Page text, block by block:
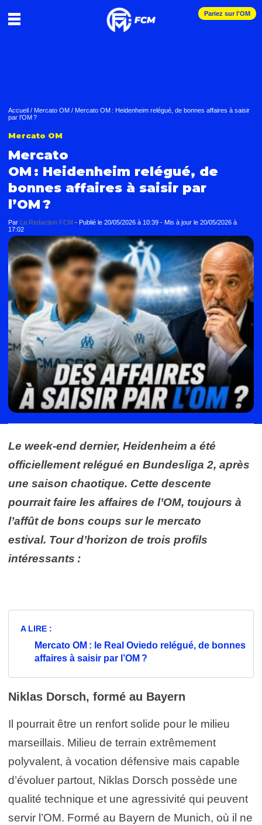
Pariez sur l'OM
Accueil / Mercato OM / Mercato OM : Heidenheim relégué, de bonnes affaires à saisir
par l’OM ?
Mercato OM
Mercato
OM : Heidenheim relégué, de
bonnes affaires à saisir par
l’OM ?
Par La Redaction FCM - Publié le 20/05/2026 à 10:39 - Mis à jour le 20/05/2026 à
17:02
Le week-end dernier, Heidenheim a été
officiellement relégué en Bundesliga 2, après
une saison chaotique. Cette descente
pourrait faire les affaires de l’OM, toujours à
l’affût de bons coups sur le mercato
estival. Tour d’horizon de trois profils
intéressants :
A LIRE :
Mercato OM : le Real Oviedo relégué, de bonnes
affaires à saisir par l’OM ?
Niklas Dorsch, formé au Bayern
Il pourrait être un renfort solide pour le milieu
marseillais. Milieu de terrain extrêmement
polyvalent, à vocation défensive mais capable
d’évoluer partout, Niklas Dorsch possède une
qualité technique et une agressivité qui peuvent
servir l’OM. Formé au Bayern de Munich, où il ne